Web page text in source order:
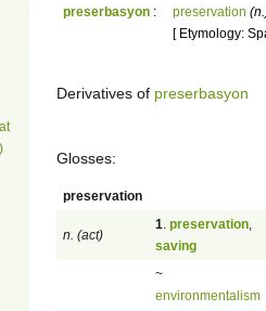
preserbasyon : preservation
[ Etymology:
Derivatives of preserbasyon
Glosses:
preservation
n. (act)
1 preservation
saving
~
environmentalism